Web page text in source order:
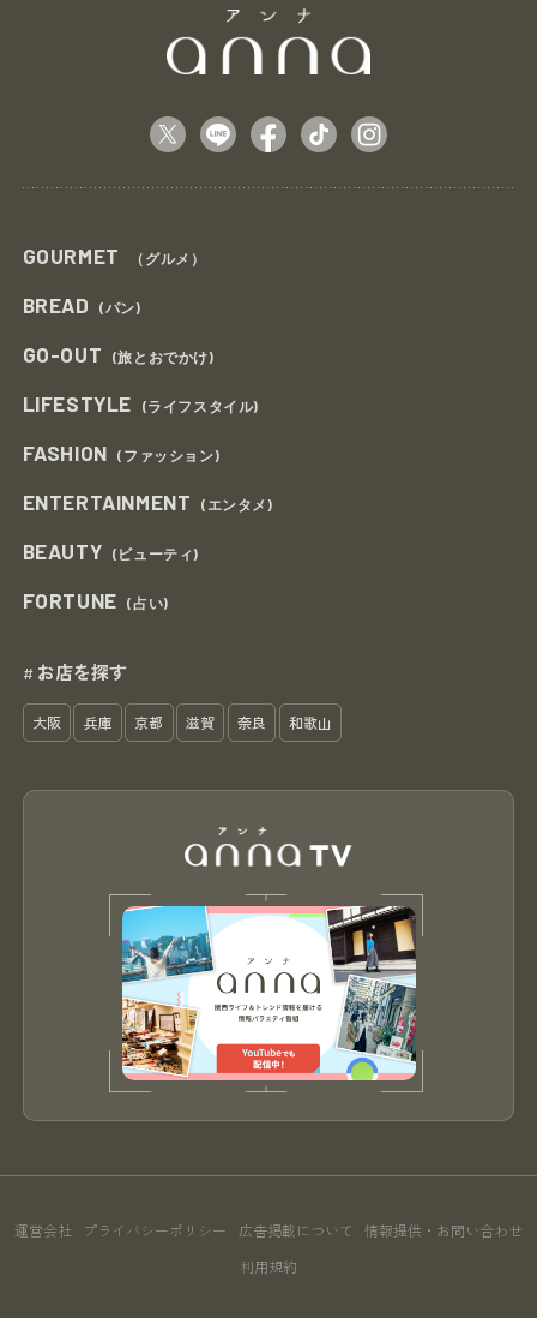
GOURMET （グルメ）
BREAD (パン)
GO-OUT (旅とおでかけ)
LIFESTYLE (ライフスタイル)
FASHION (ファッション)
ENTERTAINMENT (エンタメ)
BEAUTY (ビューティ)
FORTUNE (占い)
# お店を探す
大阪 兵庫 京都 滋賀 奈良 和歌山
運営会社 プライバシーポリシー 広告掲載について 情報提供・お問い合わせ
利用規約